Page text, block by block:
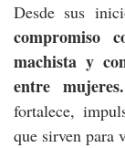
Desde sus
compromiso
machista y
entre mujeres.
fortalece,
que sirven para